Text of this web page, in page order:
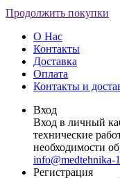
Продолжить покупки
О Нас
Контакты
Доставка
Оплата
Контакты и
Вход
Вход в личный
технические
необходимости
info@medtehnika-
Регистрация